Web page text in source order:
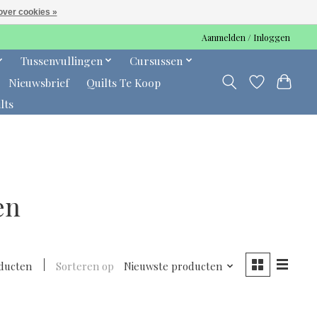
Aanmelden / Inloggen
Tussenvullingen
Cursussen
Nieuwsbrief
Quilts Te Koop
Sorteren op Nieuwste producten
cookies »